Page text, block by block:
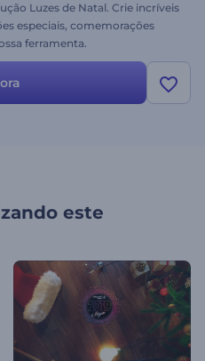
Luzes de Natal. Crie incríveis
especiais, comemorações
ferramenta.
este